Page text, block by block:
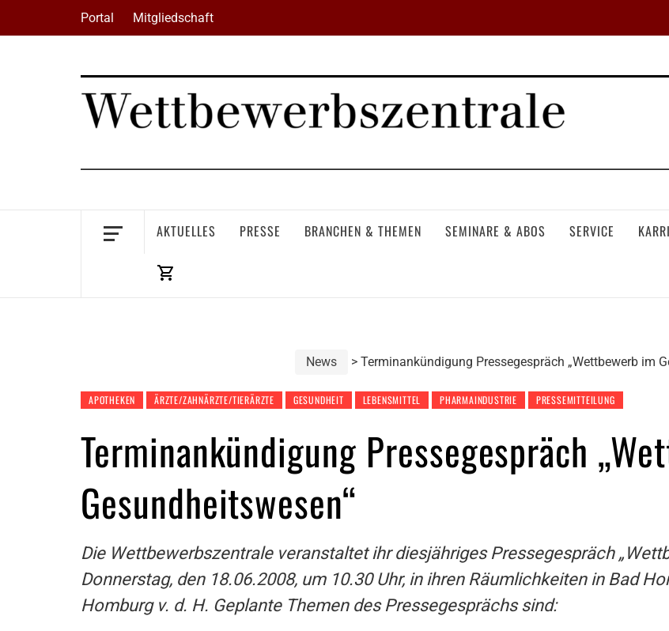
Portal Mitgliedschaft
AKTUELLES PRESSE BRANCHEN & THEMEN SEMINARE & ABOS SERVICE
News Terminankündigung Pressegespräch „Wettbewerb im
APOTHEKEN ÄRZTE/ZAHNÄRZTE/TIERÄRZTE GESUNDHEIT LEBENSMITTEL PHARMAINDUSTRIE PRESSEMITTEILUNG
Terminankündigung Pressegespräch
Gesundheitswesen“
Die Wettbewerbszentrale veranstaltet ihr diesjähriges Pressegespräch
Donnerstag, den 18.06.2008, um 10.30 Uhr, in ihren Räumlichkeiten in Bad
Homburg v. d. H. Geplante Themen des Pressegesprächs sind: